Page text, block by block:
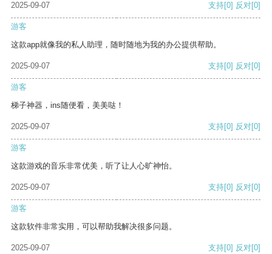
2025-09-07 支持[0] 反对[0]
游客
这款app就像我的私人助理，随时随地为我的办公提供帮助。
2025-09-07 支持[0] 反对[0]
游客
梯子神器，ins随便看，美美哒！
2025-09-07 支持[0] 反对[0]
游客
这款游戏的音乐非常优美，听了让人心旷神怡。
2025-09-07 支持[0] 反对[0]
游客
这款软件非常实用，可以帮助我解决很多问题。
2025-09-07 支持[0] 反对[0]